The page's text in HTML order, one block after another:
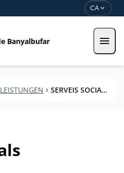
CA expand_more
Banyalbufar menu
CHEVRON_RIGHT SERVEIS SOCIALS